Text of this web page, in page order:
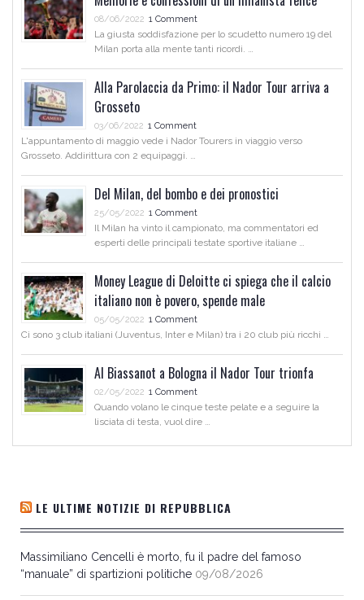
08/06/2022 1 Comment
La giusta soddisfazione per lo scudetto numero 19 del
Milan porta alla mente tanti ricordi. …
Alla Parolaccia da Primo: il Nador Tour arriva a
Grosseto
03/06/2022 1 Comment
L'appuntamento di maggio vede i Nador Tourers in viaggio verso
Grosseto. Addirittura con 2 equipaggi. …
Del Milan, del bombo e dei pronostici
25/05/2022 1 Comment
Il Milan ha vinto il campionato, ma commentatori ed
esperti delle principali testate sportive italiane …
Money League di Deloitte ci spiega che il calcio
italiano non è povero, spende male
05/05/2022 1 Comment
Ci sono 3 club italiani (Juventus, Inter e Milan) tra i 20 club più ricchi …
Al Biassanot a Bologna il Nador Tour trionfa
02/05/2022 1 Comment
Quando volano le cinque teste pelate e a seguire la
lisciata di testa, vuol dire …
LE ULTIME NOTIZIE DI REPUBBLICA
Massimiliano Cencelli è morto, fu il padre del famoso
“manuale” di spartizioni politiche 09/08/2026